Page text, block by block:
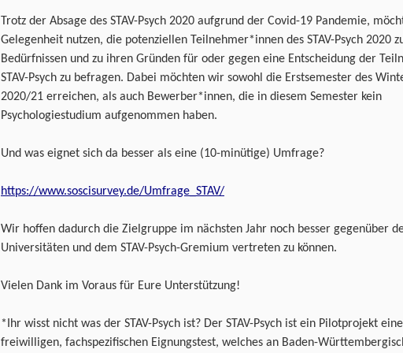
Trotz der Absage des STAV-Psych 2020 aufgrund der Covid-19 Pandemie,
Gelegenheit nutzen, die potenziellen Teilnehmer*innen des STAV-Psych 2020
Bedürfnissen und zu ihren Gründen für oder gegen eine Entscheidung der
STAV-Psych zu befragen. Dabei möchten wir sowohl die Erstsemester des
2020/21 erreichen, als auch Bewerber*innen, die in diesem Semester kein
Psychologiestudium aufgenommen haben.
Und was eignet sich da besser als eine (10-minütige) Umfrage?
https://www.soscisurvey.de/Umfrage_STAV/
Wir hoffen dadurch die Zielgruppe im nächsten Jahr noch besser gegenüber
Universitäten und dem STAV-Psych-Gremium vertreten zu können.
Vielen Dank im Voraus für Eure Unterstützung!
*Ihr wisst nicht was der STAV-Psych ist? Der STAV-Psych ist ein Pilotprojekt
freiwilligen, fachspezifischen Eignungstest, welches an Baden-